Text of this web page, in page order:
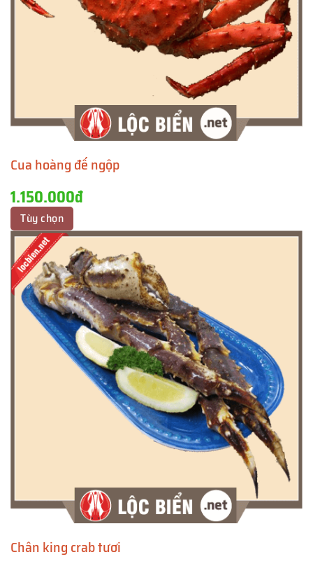
Cua hoàng đế ngộp
1.150.000đ
Tùy chọn
Chân king crab tươi